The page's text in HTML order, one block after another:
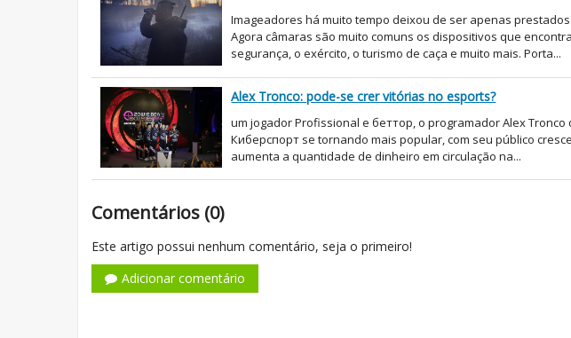
Imageadores há muito tempo deixou de ser apenas
Agora câmaras são muito comuns os dispositivos que
segurança, o exército, o turismo de caça e muito mais. Porta...
Alex Tronco: pode-se crer vitórias no esports?
um jogador Profissional e беттор, o programador Alex
Киберспорт se tornando mais popular, com seu público
aumenta a quantidade de dinheiro em circulação na...
Comentários (0)
Este artigo possui nenhum comentário, seja o primeiro!
Adicionar comentário